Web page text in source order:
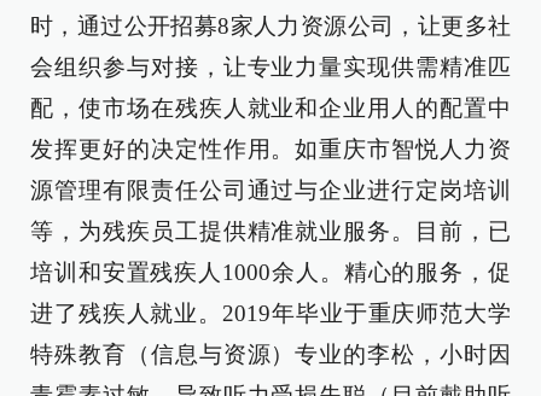
时，通过公开招募8家人力资源公司，让更多社
会组织参与对接，让专业力量实现供需精准匹
配，使市场在残疾人就业和企业用人的配置中
发挥更好的决定性作用。如重庆市智悦人力资
源管理有限责任公司通过与企业进行定岗培训
等，为残疾员工提供精准就业服务。目前，已
培训和安置残疾人1000余人。精心的服务，促
进了残疾人就业。2019年毕业于重庆师范大学
特殊教育（信息与资源）专业的李松，小时因